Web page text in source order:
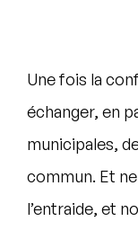
Une fois la
échanger, en
municipales,
commun. Et
l’entraide, et